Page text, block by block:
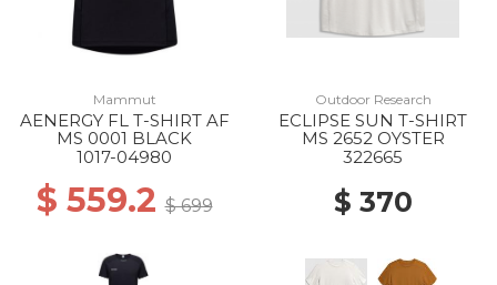
Mammut
AENERGY FL T-SHIRT AF
MS 0001 BLACK
1017-04980
$ 559.2$ 699
Outdoor Research
ECLIPSE SUN T-SHIRT
MS 2652 OYSTER
322665
$ 370